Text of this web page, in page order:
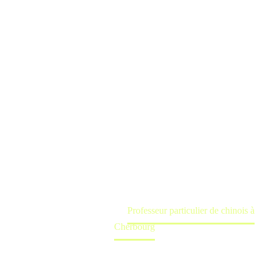
Professeur particulier de chinois à
Cherbourg